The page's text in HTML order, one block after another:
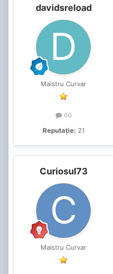
davidsreload
Maistru Curvar
60
Reputație: 21
Curiosul73
Maistru Curvar